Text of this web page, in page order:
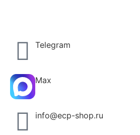
Telegram
Max
info@ecp-shop.ru